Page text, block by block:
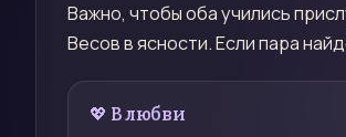
Важно, чтобы оба учились
Весов в ясности. Если пара
💖 В любви